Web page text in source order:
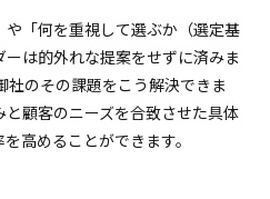
や「何を重視して選ぶか（選定基
は的外れな提案をせずに済みま
社のその課題をこう解決できま
顧客のニーズを合致させた具体
高めることができます。